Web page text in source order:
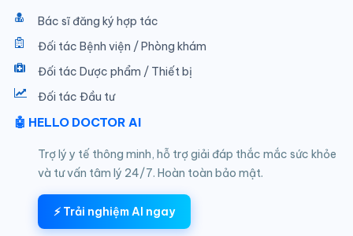
Bác sĩ đăng ký hợp tác
Đối tác Bệnh viện / Phòng khám
Đối tác Dược phẩm / Thiết bị
Đối tác Đầu tư
🤖 HELLO DOCTOR AI
Trợ lý y tế thông minh, hỗ trợ giải đáp thắc mắc sức khỏe
và tư vấn tâm lý 24/7. Hoàn toàn bảo mật.
⚡ Trải nghiệm AI ngay